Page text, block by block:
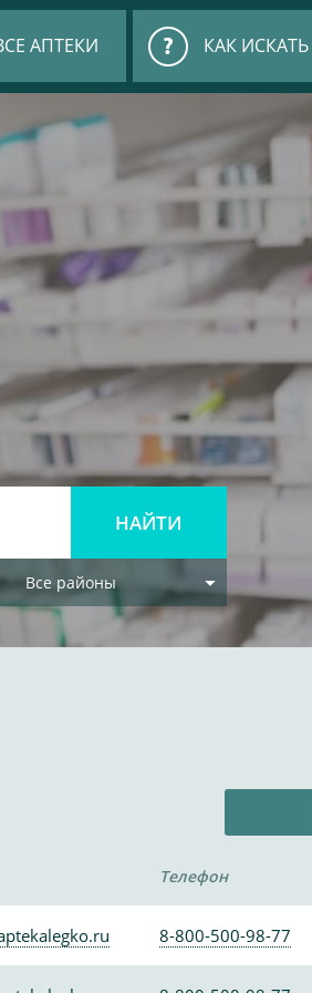
АПТЕКИ КАК ИСКАТЬ
Все районы
Телефон
8-800-500-98-77